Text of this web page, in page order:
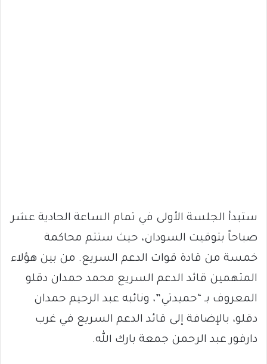
ستبدأ الجلسة الأولى في تمام الساعة الحادية عشر
صباحاً بتوقيت السودان، حيث ستتم محاكمة
خمسة من قادة قوات الدعم السريع. من بين هؤلاء
المتهمين قائد الدعم السريع محمد حمدان دقلو
المعروف بـ “حميدتي”، ونائبه عبد الرحيم حمدان
دقلو، بالإضافة إلى قائد الدعم السريع في غرب
دارفور عبد الرحمن جمعة بارك الله.